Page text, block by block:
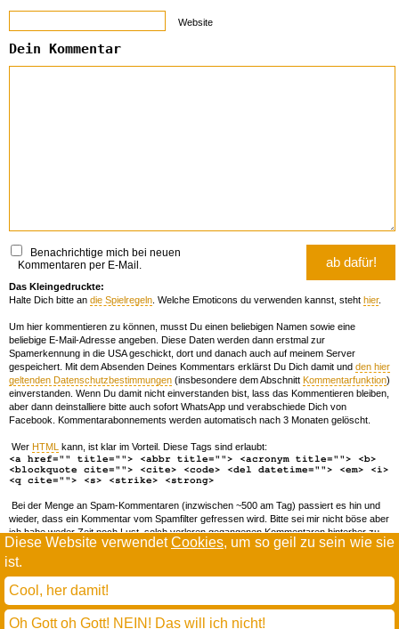
Diese Website verwendetCookies, um so geil zu sein wie sie
ist.
Cool, her damit!
Oh Gott oh Gott! NEIN! Das will ich nicht!
Website
Dein Kommentar
Benachrichtige mich bei neuen
Kommentaren per E-Mail.
Das Kleingedruckte:
Halte Dich bitte an die Spielregeln . Welche Emoticons du verwenden kannst, steht hier.
Um hier kommentieren zu können, musst Du einen beliebigen Namen sowie eine
beliebige E-Mail-Adresse angeben. Diese Daten werden dann erstmal zur
Spamerkennung in die USA geschickt, dort und danach auch auf meinem Server
gespeichert. Mit dem Absenden Deines Kommentars erklärst Du Dich damit und den hier
geltenden Datenschutzbestimmungen (insbesondere dem Abschnitt Kommentarfunktion)
einverstanden. Wenn Du damit nicht einverstanden bist, lass das Kommentieren bleiben,
aber dann deinstalliere bitte auch sofort WhatsApp und verabschiede Dich von
Facebook. Kommentarabonnements werden automatisch nach 3 Monaten gelöscht.
Wer HTML kann, ist klar im Vorteil. Diese Tags sind erlaubt:
<a href="" title=""> <abbr title=""> <acronym title=""> <b>
<blockquote cite=""> <cite> <code> <del datetime=""> <em> <i>
<q cite=""> <s> <strike> <strong>
Bei der Menge an Spam-Kommentaren (inzwischen ~500 am Tag) passiert es hin und
wieder, dass ein Kommentar vom Spamfilter gefressen wird. Bitte sei mir nicht böse aber
ich habe weder Zeit noch Lust, solch verloren gegangenen Kommentaren hinterher zu
forschen. Wenn das öfters passiert, schreib' mir 'ne Mail damit ich dich whitelisten kann.
todamax rennt aufwordpress